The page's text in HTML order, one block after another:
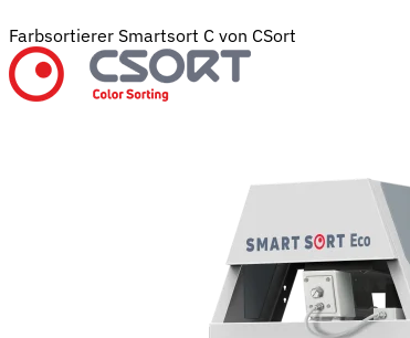
Farbsortierer Smartsort C von CSort